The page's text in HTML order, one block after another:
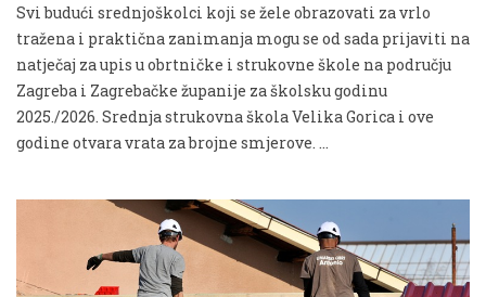
Svi budući srednjoškolci koji se žele obrazovati za vrlo
tražena i praktična zanimanja mogu se od sada prijaviti na
natječaj za upis u obrtničke i strukovne škole na području
Zagreba i Zagrebačke županije za školsku godinu
2025./2026. Srednja strukovna škola Velika Gorica i ove
godine otvara vrata za brojne smjerove. …